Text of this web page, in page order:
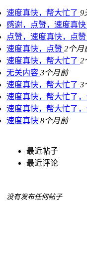
速度真快，帮大忙了 9
感谢，点赞，速度真
点赞，速度真快，点
速度真快，点赞 2个月
速度真快，帮大忙了 2
无关内容 3个月前
速度真快，帮大忙了 3
速度真快，帮大忙了
速度真快，帮大忙了
速度真快 8个月前
最近帖子
最近评论
没有发布任何帖子